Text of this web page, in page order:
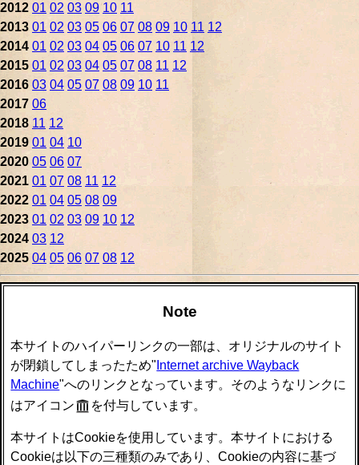
2012 01 02 03 09 10 11
2013 01 02 03 05 06 07 08 09 10 11 12
2014 01 02 03 04 05 06 07 10 11 12
2015 01 02 03 04 05 07 08 11 12
2016 03 04 05 07 08 09 10 11
2017 06
2018 11 12
2019 01 04 10
2020 05 06 07
2021 01 07 08 11 12
2022 01 04 05 08 09
2023 01 02 03 09 10 12
2024 03 12
2025 04 05 06 07 08 12
Note
本サイトのハイパーリンクの一部は、オリジナルのサイト
が閉鎖してしまったため" Internet archive Wayback
Machine"へのリンクとなっています。そのようなリンクに
はアイコン
を付与しています。
本サイトはCookieを使用しています。本サイトにおける
Cookieは以下の三種類のみであり、Cookieの内容に基づ